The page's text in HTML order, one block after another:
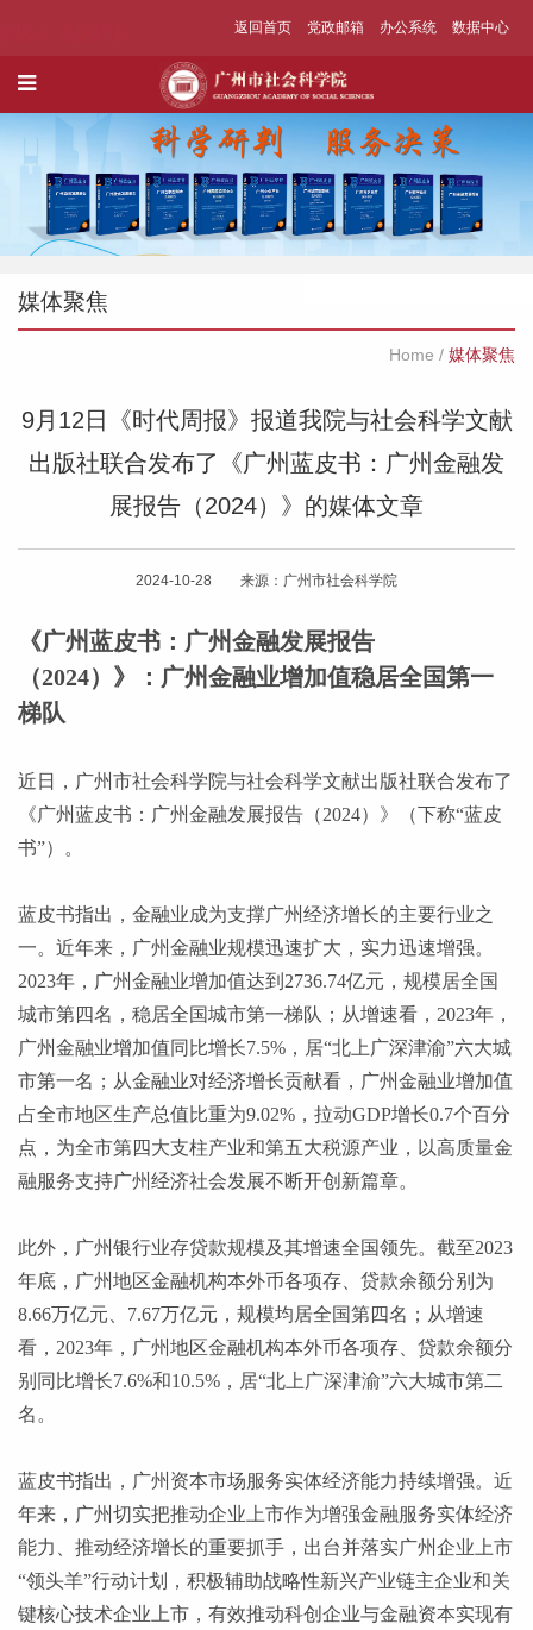
返回首页 党政邮箱 办公系统 数据中心
媒体聚焦
Home / 媒体聚焦
9月12日《时代周报》报道我院与社会科学文献
出版社联合发布了《广州蓝皮书：广州金融发
展报告（2024）》的媒体文章
2024-10-28 来源：广州市社会科学院
《广州蓝皮书：广州金融发展报告
（2024）》：广州金融业增加值稳居全国第一
梯队
近日，广州市社会科学院与社会科学文献出版社联合发布了
《广州蓝皮书：广州金融发展报告（2024）》（下称“蓝皮
书”）。
蓝皮书指出，金融业成为支撑广州经济增长的主要行业之
一。近年来，广州金融业规模迅速扩大，实力迅速增强。
2023年，广州金融业增加值达到2736.74亿元，规模居全国
城市第四名，稳居全国城市第一梯队；从增速看，2023年，
广州金融业增加值同比增长7.5%，居“北上广深津渝”六大城
市第一名；从金融业对经济增长贡献看，广州金融业增加值
占全市地区生产总值比重为9.02%，拉动GDP增长0.7个百分
点，为全市第四大支柱产业和第五大税源产业，以高质量金
融服务支持广州经济社会发展不断开创新篇章。
此外，广州银行业存贷款规模及其增速全国领先。截至2023
年底，广州地区金融机构本外币各项存、贷款余额分别为
8.66万亿元、7.67万亿元，规模均居全国第四名；从增速
看，2023年，广州地区金融机构本外币各项存、贷款余额分
别同比增长7.6%和10.5%，居“北上广深津渝”六大城市第二
名。
蓝皮书指出，广州资本市场服务实体经济能力持续增强。近
年来，广州切实把推动企业上市作为增强金融服务实体经济
能力、推动经济增长的重要抓手，出台并落实广州企业上市
“领头羊”行动计划，积极辅助战略性新兴产业链主企业和关
键核心技术企业上市，有效推动科创企业与金融资本实现有